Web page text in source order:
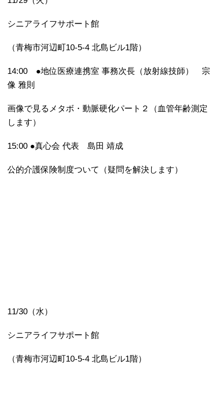
シニアライフサポート館
（青梅市河辺町10-5-4 北島ビル1階）
14:00 ●地位医療連携室 事務次長（放射線技師） 宗
像 雅則
画像で見るメタボ・動脈硬化パート２（血管年齢測定
します）
15:00 ●真心会 代表 島田 靖成
公的介護保険制度ついて（疑問を解決します）
11/30（水）
シニアライフサポート館
（青梅市河辺町10-5-4 北島ビル1階）